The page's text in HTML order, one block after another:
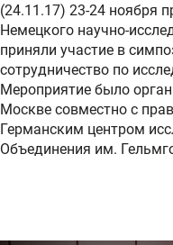
(24.11.17) 23-24 ноября
Немецкого научно-
приняли участие в
сотрудничество по
Мероприятие было
Москве совместно с
Германским центром
Объединения им.